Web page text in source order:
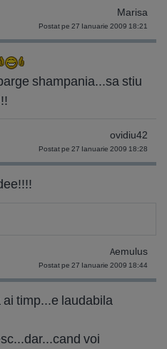
Marisa
Postat pe 27 Ianuarie 2009 18:21
shampania...sa stiu
ovidiu42
Postat pe 27 Ianuarie 2009 18:28
Aemulus
Postat pe 27 Ianuarie 2009 18:44
timp...e laudabila
voi